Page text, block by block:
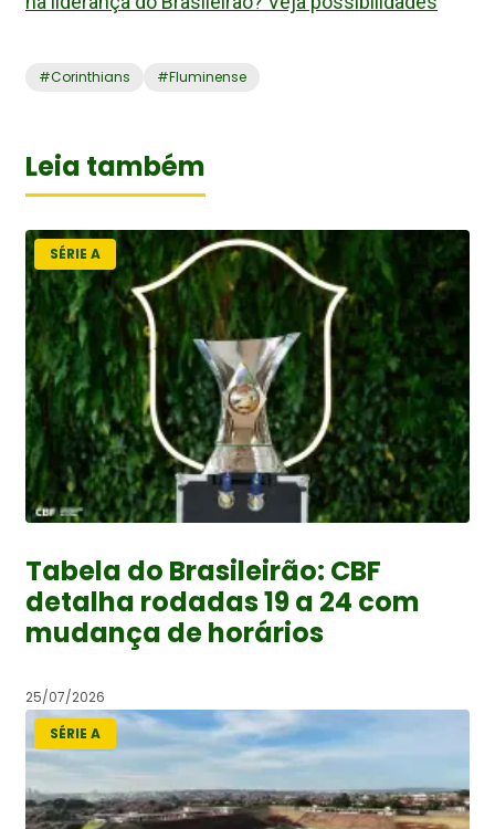
#Corinthians #Fluminense
Leia também
SÉRIE A
Tabela do Brasileirão: CBF
detalha rodadas 19 a 24 com
mudança de horários
25/07/2026
SÉRIE A